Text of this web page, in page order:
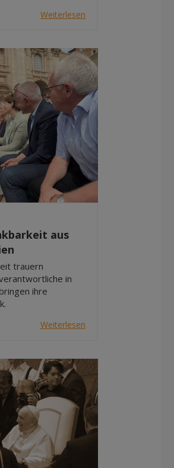
Weiterlesen
aus
trauern
in
ihre
Weiterlesen